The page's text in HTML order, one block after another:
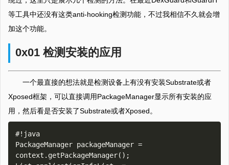
等工具中还没有这类anti-hooking检测功能，不过我相信不久就会增
加这个功能。
0x01 检测安装的应用
一个最直接的想法就是检测设备上有没有安装Substrate或者
Xposed框架，可以直接调用PackageManager显示所有安装的应
用，然后看是否安装了Substrate或者Xposed。
#!java
PackageManager packageManager =
context.getPackageManager();